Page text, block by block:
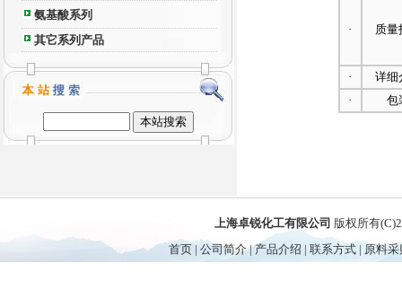
氨基酸系列
其它系列产品
· 质量
·
详细
·
包
上海卓锐化工有限公司 版权所有
首页 |公司简介|产品介绍 |联系方式 | 原料采